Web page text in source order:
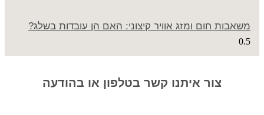
משאבות חום ומזג אוויר קיצוני: האם הן עובדות בשלג?
צור איתנו קשר בטלפון או בהודעה